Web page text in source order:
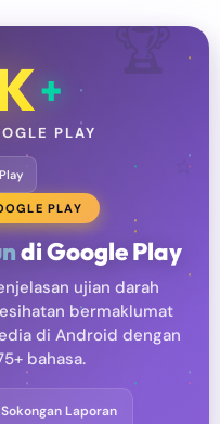
🏆
⭐
+
PLAY
PLAY
di Google Play
ujian darah
bermaklumat
di Android dengan
bahasa.
Sokongan Laporan